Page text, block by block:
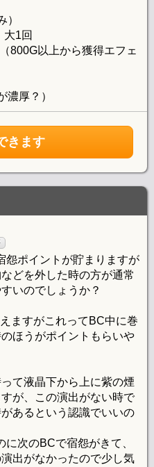
）
大1回
800G以上から獲得エフェ
濃厚？）
きます
怨ポイントが貯まりますが
どを外した時の方が通常
いのでしょうか？
ますがこれってBC中に巻
ほうがポイントもらいや
て液晶下から上に紫の煙
が、この演出がない時で
あるという認識でいいの
次のBCで宿怨がきて、
出がなかったので少し気